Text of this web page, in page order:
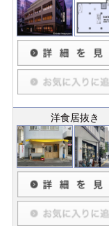
洋食居抜き